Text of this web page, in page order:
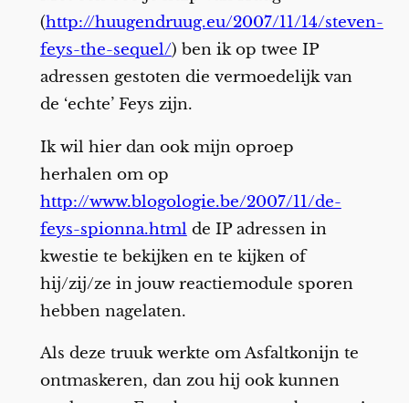
(http://huugendruug.eu/2007/11/14/steven-
feys-the-sequel/) ben ik op twee IP
adressen gestoten die vermoedelijk van
de ‘echte’ Feys zijn.
Ik wil hier dan ook mijn oproep
herhalen om op
http://www.blogologie.be/2007/11/de-
feys-spionna.html de IP adressen in
kwestie te bekijken en te kijken of
hij/zij/ze in jouw reactiemodule sporen
hebben nagelaten.
Als deze truuk werkte om Asfaltkonijn te
ontmaskeren, dan zou hij ook kunnen